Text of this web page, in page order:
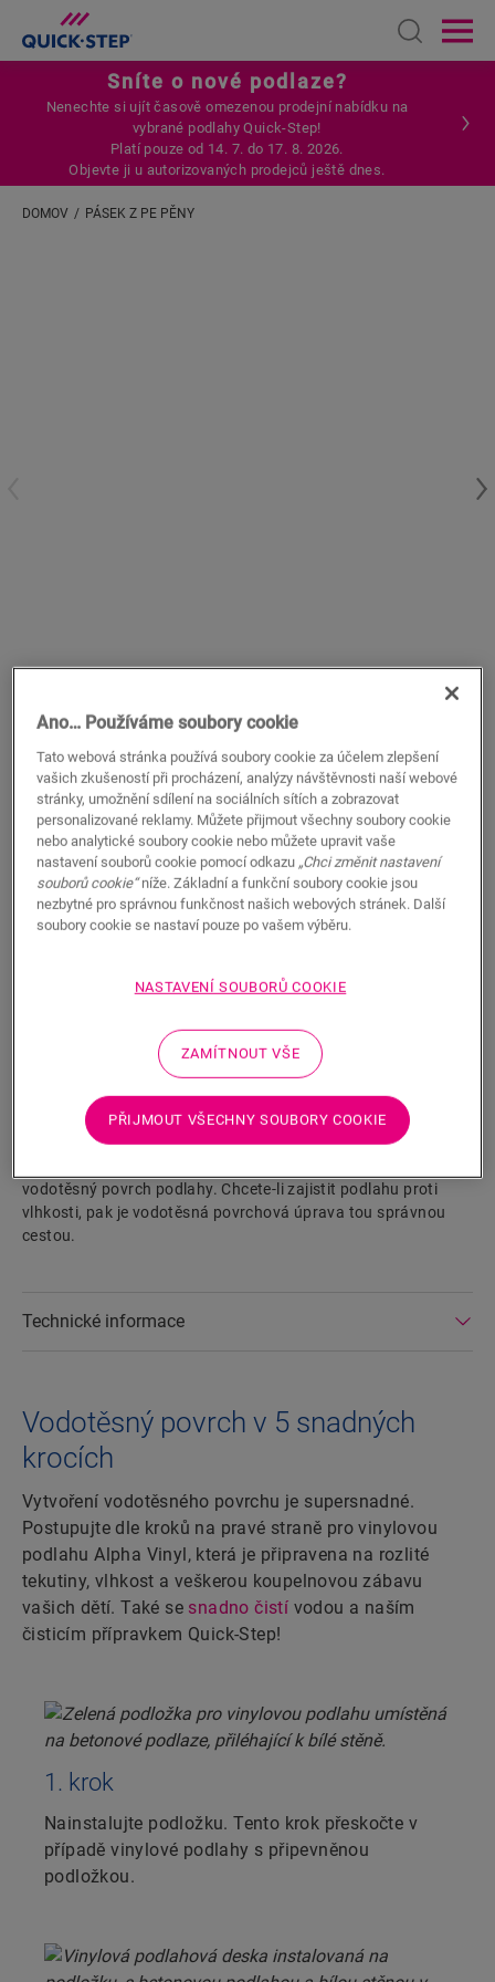
Open
Sníte o nové podlaze?
Nenechte si ujít časově omezenou prodejní nabídku na
vybrané podlahy Quick-Step!
Platí pouze od 14. 7. do 17. 8. 2026.
Objevte ji u autorizovaných prodejců ještě dnes.
DOMOV PÁSEK Z PE PĚNY
Pásek z PE pěny
VINYLOVÉ PŘÍSLUŠENSTVÍ PÁSKA FOAMSTRIP NEVRFOAMSTRIP15
For your vinyl floor
Respect expansion joints
Watertight installation
HLEDAT
Vlastnosti výrobku
Tato páska Foamstrip vyplňuje dilatační spáry. Musíte ji
vodotěsný povrch podlahy. Chcete-li zajistit podlahu proti
vlhkosti, pak je vodotěsná povrchová úprava tou správnou
cestou.
Technické informace
Vodotěsný povrch v 5 snadných
krocích
Vytvoření vodotěsného povrchu je supersnadné.
Postupujte dle kroků na pravé straně pro vinylovou
podlahu Alpha Vinyl, která je připravena na rozlité
tekutiny, vlhkost a veškerou koupelnovou zábavu
vašich dětí. Také se snadno čistí vodou a naším
čisticím přípravkem Quick-Step!
1. krok
Nainstalujte podložku. Tento krok přeskočte v
případě vinylové podlahy s připevněnou
podložkou.
Ano… Používáme soubory cookie
Tato webová stránka používá soubory cookie za účelem zlepšení
vašich zkušeností při procházení, analýzy návštěvnosti naší webové
stránky, umožnění sdílení na sociálních sítích a zobrazovat
personalizované reklamy. Můžete přijmout všechny soubory cookie
nebo analytické soubory cookie nebo můžete upravit vaše
nastavení souborů cookie pomocí odkazu „Chci změnit nastavení
souborů cookie“níže. Základní a funkční soubory cookie jsou
nezbytné pro správnou funkčnost našich webových stránek. Další
soubory cookie se nastaví pouze po vašem výběru.
NASTAVENÍ SOUBORŮ COOKIE
ZAMÍTNOUT VŠE
PŘIJMOUT VŠECHNY SOUBORY COOKIE